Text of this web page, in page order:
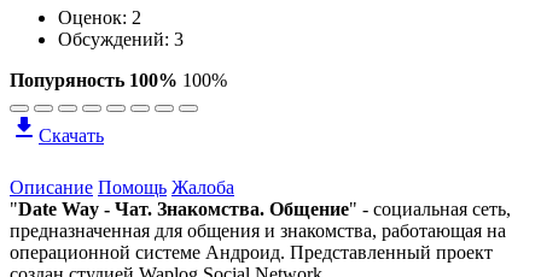
Оценок: 2
Обсуждений: 3
Попуряность 100% 100%
Скачать
Описание Помощь Жалоба
"Date Way - Чат. Знакомства. Общение" - социальная сеть,
предназначенная для общения и знакомства, работающая на
операционной системе Андроид. Представленный проект